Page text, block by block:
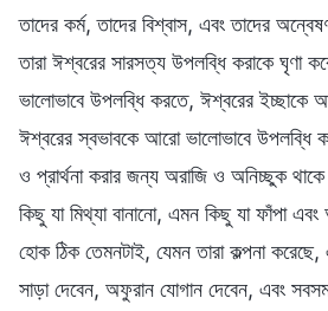
তাদের কর্ম, তাদের বিশ্বাস, এবং তাদের
তারা ঈশ্বরের সারসত্য উপলব্ধি করাকে ঘৃণা
ভালোভাবে উপলব্ধি করতে, ঈশ্বরের ইচ্ছাকে
ঈশ্বরের স্বভাবকে আরো ভালোভাবে উপলব্ধি
ও প্রার্থনা করার জন্য অরাজি ও অনিচ্ছুক
কিছু যা মিথ্যা বানানো, এমন কিছু যা ফাঁপা
হোক ঠিক তেমনটাই, যেমন তারা কল্পনা
সাড়া দেবেন, অফুরান যোগান দেবেন, এবং